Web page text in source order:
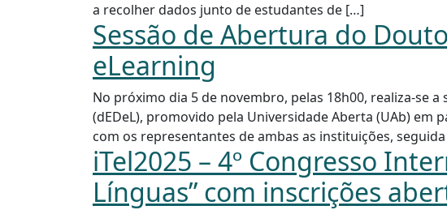
a recolher dados junto de estudantes de […]
Sessão de Abertura do
eLearning
No próximo dia 5 de novembro, pelas 18h00, realiza-se
(dEDeL), promovido pela Universidade Aberta (UAb)
com os representantes de ambas as instituições,
iTel2025 – 4º Congresso
Línguas” com inscrições